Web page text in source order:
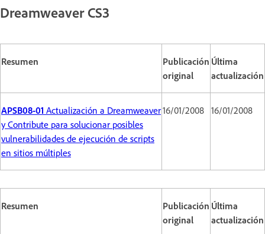
Dreamweaver CS3
Resumen
Publicación
original
Última
actualización
APSB08-01 Actualización a Dreamweaver
y Contribute para solucionar posibles
vulnerabilidades de ejecución de scripts
en sitios múltiples
16/01/2008 16/01/2008
Resumen
Publicación
original
Última
actualización